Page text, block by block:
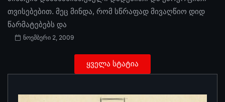
თვისებებით. მეც მინდა, რომ სწრაფად მივაღწიო დიდ
წარმატებებს და
ნოემბერი 2, 2009
ყველა სტატია